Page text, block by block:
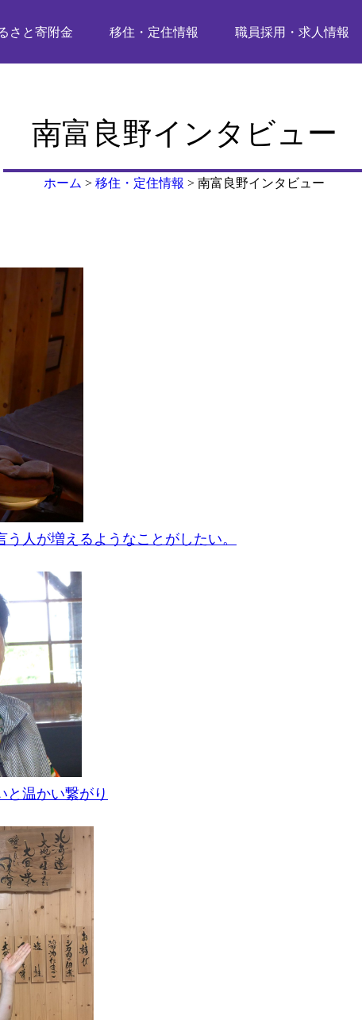
さと寄附金 移住・定住情報 職員採用・求人情報
南富良野インタビュー
ホーム > 移住・定住情報 > 南富良野インタビュー
う人が増えるようなことがしたい。
と温かい繋がり